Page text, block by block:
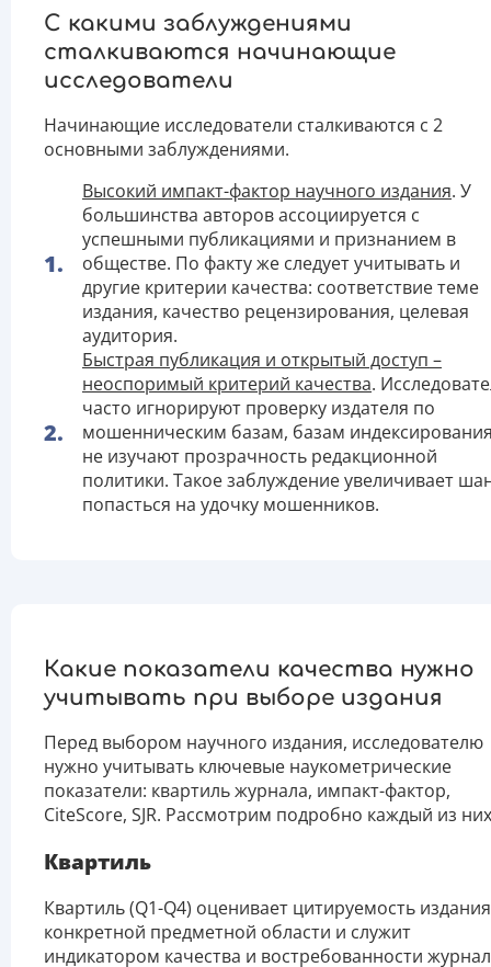
С какими заблуждениями
сталкиваются начинающие
исследователи
Начинающие исследователи сталкиваются с 2
основными заблуждениями.
Высокий импакт-фактор научного издания. У
большинства авторов ассоциируется с
успешными публикациями и признанием в
обществе. По факту же следует учитывать и
другие критерии качества: соответствие теме
издания, качество рецензирования, целевая
аудитория.
Быстрая публикация и открытый доступ –
неоспоримый критерий качества.
часто игнорируют проверку издателя по
мошенническим базам, базам
не изучают прозрачность редакционной
политики. Такое заблуждение увеличивает
попасться на удочку мошенников.
Какие показатели качества нужно
учитывать при выборе издания
Перед выбором научного издания, исследователю
нужно учитывать ключевые наукометрические
показатели: квартиль журнала, импакт-фактор,
CiteScore, SJR. Рассмотрим подробно каждый из
Квартиль
Квартиль (Q1-Q4) оценивает цитируемость
конкретной предметной области и служит
индикатором качества и востребованности